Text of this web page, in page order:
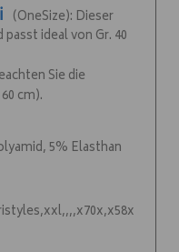
ℹ️ (OneSize): Dieser
ideal von Gr. 40
Sie die
cm).
5% Elasthan